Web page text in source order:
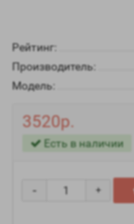
Рейтинг:
Производитель:
Модель:
3520р.
Есть в наличии
+
-